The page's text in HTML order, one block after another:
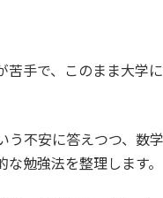
苦手で、このまま大学
う不安に答えつつ、数
勉強法を整理します。